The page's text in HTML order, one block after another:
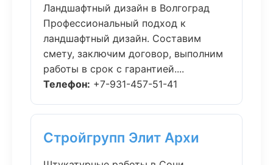
Ландшафтный дизайн в Волгоград
Профессиональный подход к
ландшафтный дизайн. Составим
смету, заключим договор, выполним
работы в срок с гарантией....
Телефон: +7-931-457-51-41
Стройгрупп Элит Архи